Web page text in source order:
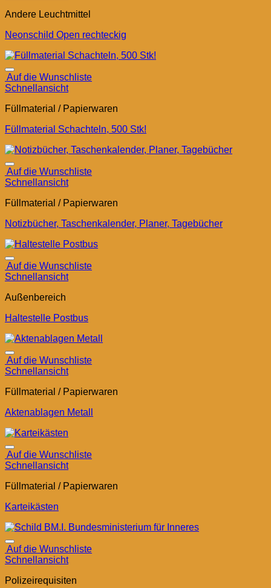
Andere Leuchtmittel
Neonschild Open rechteckig
Auf die Wunschliste
Schnellansicht
Füllmaterial / Papierwaren
Füllmaterial Schachteln, 500 Stk!
Auf die Wunschliste
Schnellansicht
Füllmaterial / Papierwaren
Notizbücher, Taschenkalender, Planer, Tagebücher
Auf die Wunschliste
Schnellansicht
Außenbereich
Haltestelle Postbus
Auf die Wunschliste
Schnellansicht
Füllmaterial / Papierwaren
Aktenablagen Metall
Auf die Wunschliste
Schnellansicht
Füllmaterial / Papierwaren
Karteikästen
Auf die Wunschliste
Schnellansicht
Polizeirequisiten